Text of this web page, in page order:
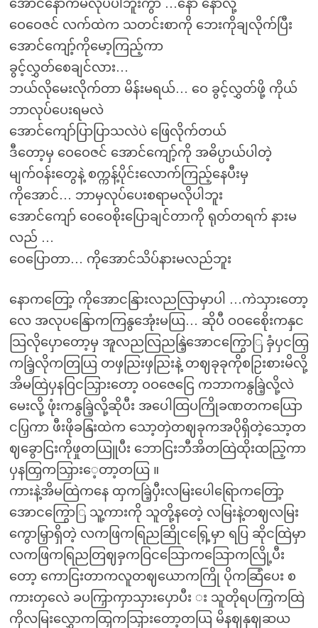
အောင်နောက်မလုပ်ပါဘူးကွာ …နော် နော်လို့
ဝေဝေဇင် လက်ထဲက သတင်းစာကို ဘေးကိုချလိုက်ပြီး
အောင်ကျော့်ကိုမော့ကြည့်ကာ
ခွင့်လွှတ်စေချင်လား…
ဘယ်လိုမေးလိုက်တာ မိန်းမရယ်… ဝေ ခွင့်လွှတ်ဖို့ ကိုယ်
ဘာလုပ်ပေးရမလဲ
အောင်ကျော်ပြာပြာသလဲပဲ ဖြေလိုက်တယ်
ဒီတော့မှ ဝေဝေဇင် အောင်ကျော့်ကို အဓိပ္ပာယ်ပါတဲ့
မျက်ဝန်းတွေနဲ့ စက္ကန့်ပိုင်းလောက်ကြည့်နေပီးမှ
ကိုအောင်… ဘာမှလုပ်ပေးစရာမလိုပါဘူး
အောင်ကျော် ဝေဝေစိုးပြောချင်တာကို ရုတ်တရက် နားမ
လည် …
ဝေပြောတာ… ကိုအောင်သိပ်နားမလည်ဘူး
နောကတြော့ ကိုအောငနြားလညလြာမှာပါ …ကဲသှားတော့
လေ အလုပနြောကကြနွအေုံးမယြ… ဆိုပီ ဝဝစေေိုးကနှင
သြလိုပှောတော့မှ အူလညလြညနြဲ့အောငကြွောြ ခှံပှငထြှ
ကခြဲ့လိုကတြယြ တဖှညြးဖှညြးနဲ့ တဈခုခုကိုစဉြးစားမိလို့
အိမထြဲပှနဝြငသြှားတော့ ဝဝဇေငြေ ကဘာကနွခြဲ့လို့လဲ
မေးလို့ ဖုံးကနွခြဲ့လို့ဆိုပီး အပေါထြပကြိုခဏတကယြော
ငပြှကာ ဖီးဖိုခနြးထဲက သော့တှဲတဈခုကအပိုရှိတဲ့သော့တ
ဈခွောငြးကိုဖှုတယြူပီး ဘောငြးဘီအိတထြဲထိုးထညြ့ကာ
ပှနထြှကသြှားေ့တာ့တယြ ။
ကားနဲ့အိမထြဲကနေ ထှကခြဲ့ပှီးလမြးပေါရြောကတြော့
အောငကြွောြ သူ့ကားကို သူတို့နတေဲ့ လမြးနဲ့တဈလမြး
ကွောမြှာရှိတဲ့ လကဖြကရြညဆြိုငရြှေ့မှာ ရပြ ဆိုငထြဲမှာ
လကဖြကရြညတြဈခှကဝြငသြောကသြောကလြို့ပီး
တော့ ကောငြးတာကလူတဈယောကကြို ပိုကဆြံပေး စ
ကားတှလေဲ ခပကြှာကှာသှားပှောပီး း သူတိုရပကြှကထြဲ
ကိုလမြးလွှောကထြှကသြှားတော့တယြ မိနဈနှဈဆယ